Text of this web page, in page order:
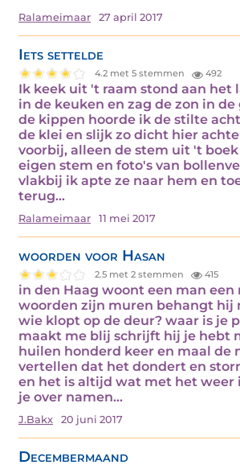
Ralameimaar 27 april 2017
Iets settelde
4.2 met 5 stemmen 492
Ik keek uit 't raam stond aan het
in de keuken en zag de zon in
de kippen hoorde ik de stilte
de klei en slijk zo dicht hier
voorbij, alleen de stem uit 't
eigen stem en foto's van
vlakbij ik apte ze naar hem en
terug…
Ralameimaar 11 mei 2017
woorden voor Hasan
2.5 met 2 stemmen 415
in den Haag woont een man een
woorden zijn muren behangt hij
wie klopt op de deur? waar is je
maakt me blij schrijft hij je hebt
huilen honderd keer en maal de
vertellen dat het dondert en
en het is altijd wat met het weer
je over namen…
J.Bakx 20 juni 2017
Decembermaand